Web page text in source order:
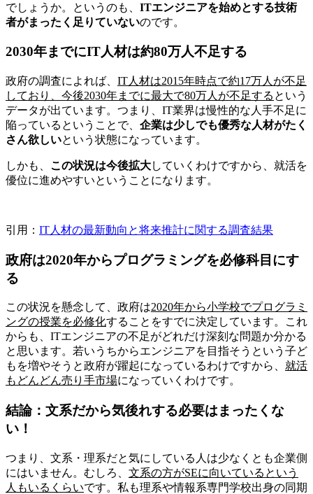
でしょうか。というのも、 ITエンジニアを始めとする技術
者がまったく足りていないのです。
2030年までにIT人材は約80万人不足する
政府の調査によれば、 IT人材は2015年時点で約17万人が不足
しており、今後2030年までに最大で80万人が不足する という
データが出ています。つまり、IT業界は慢性的な人手不足に
陥っているということで、 企業は少しでも優秀な人材がたく
さん欲しいという状態になっています。
しかも、 この状況は今後拡大していくわけですから、就活を
優位に進めやすいということになります。
引用： IT人材の最新動向と将来推計に関する調査結果
政府は2020年からプログラミングを必修科目にす
る
この状況を懸念して、政府は2020年から小学校でプログラミ
ングの授業を必修化することをすでに決定しています。これ
からも、ITエンジニアの不足がどれだけ深刻な問題か分かる
と思います。若いうちからエンジニアを目指そうという子ど
もを増やそうと政府が躍起になっているわけですから、 就活
もどんどん売り手市場になっていくわけです。
結論：文系だから気後れする必要はまったくな
い！
つまり、文系・理系だと気にしている人は少なくとも企業側
にはいません。むしろ、 文系の方がSEに向いているという
人もいるくらいです。私も理系や情報系専門学校出身の同期